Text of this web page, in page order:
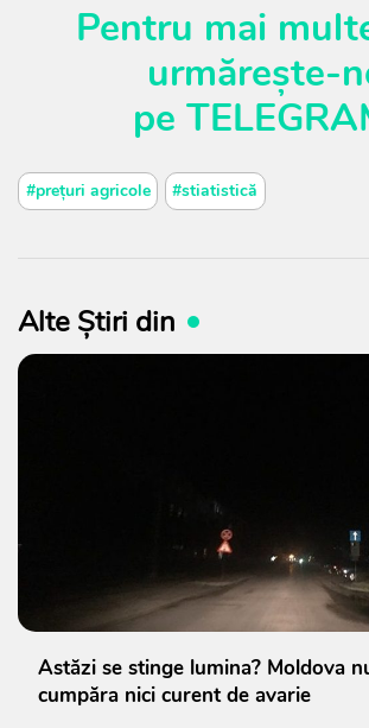
Pentru mai
urmărește-
pe
#prețuri agricole #stiatistică
Alte Știri din
Astăzi se stinge lumina? Moldova
cumpăra nici curent de avarie